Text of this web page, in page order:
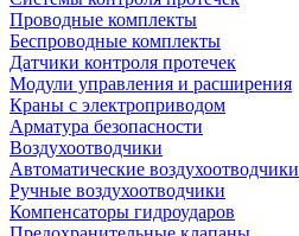
Проводные комплекты
Беспроводные комплекты
Датчики контроля протечек
Модули управления и расширения
Краны с электроприводом
Арматура безопасности
Воздухоотводчики
Автоматические воздухоотводчики
Ручные воздухоотводчики
Компенсаторы гидроударов